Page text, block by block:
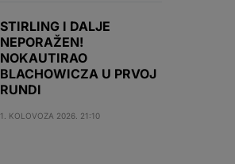
STIRLING I DALJE
NEPORAŽEN!
NOKAUTIRAO
BLACHOWICZA U PRVOJ
RUNDI
1. KOLOVOZA 2026. 21:10